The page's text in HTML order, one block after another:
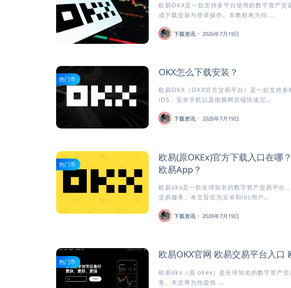
欧易OKX是一款支持多平台使用的数字资产
成下载安装与登录操作。本教程将为你...
下载资讯 2026年7月19日
热门币
OKX怎么下载安装？
欧易OKX（OKX官方交易平台）是一款支持
iOS、安卓手机以及电脑网页端快速完...
下载资讯 2026年7月19日
热门币
欧易(原OKEx)官方下载入口在哪
欧易App？
欧易okx是一款全球知名的数字资产交易平台
交易服务。本文旨在为安卓和ios用户...
下载资讯 2026年7月19日
热门币
欧易OKX官网 欧易交易平台入口
欧易okx（原 okex）是全球知名的数字资产
务。本文将为你提供 ...